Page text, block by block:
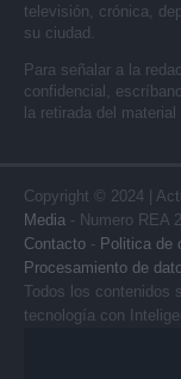
televisión, crónica,
su ciudad.
Para señalar a la
confidencial,
la retirada del
Copyright © 2024 |
Media - Numero REA
Contacto - Politica de
Procesamiento de
Todos los contenidos
tecnología con